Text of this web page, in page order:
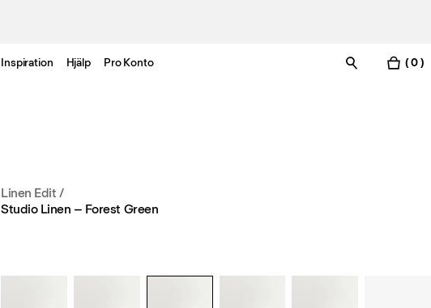
Inspiration Hjälp Pro Konto ( 0 )
Linen Edit /
Studio Linen – Forest Green